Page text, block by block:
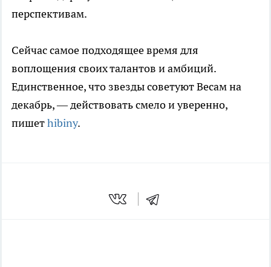
перспективам.
Сейчас самое подходящее время для
воплощения своих талантов и амбиций.
Единственное, что звезды советуют Весам на
декабрь, — действовать смело и уверенно,
пишетhibiny.